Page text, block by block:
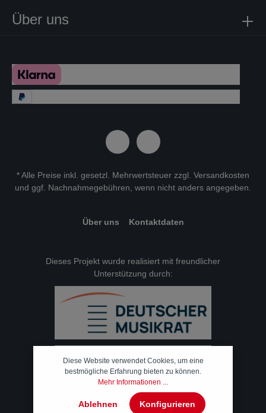
Über uns
* Alle Preise inkl. gesetzl. Mehrwertsteuer zzgl. Versandkosten
und ggf. Nachnahmegebühren, wenn nicht anders angegeben.
Über uns Kontaktdaten
Dieses Projekt wurde realisiert mit freundlicher
Unterstützung durch:
Diese Website verwendet Cookies, um eine
bestmögliche Erfahrung bieten zu können.
Mehr Informationen ...
Ablehnen Konfigurieren